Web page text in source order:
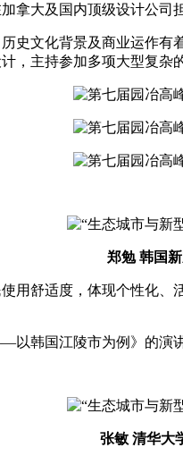
大及国内顶级设计公司
文化背景及商业运作有
，主持参加多项大型复杂
郑勉 韩国
舒适度，体现个性化、
韩国江陵市为例》的演讲
张敏 清华大